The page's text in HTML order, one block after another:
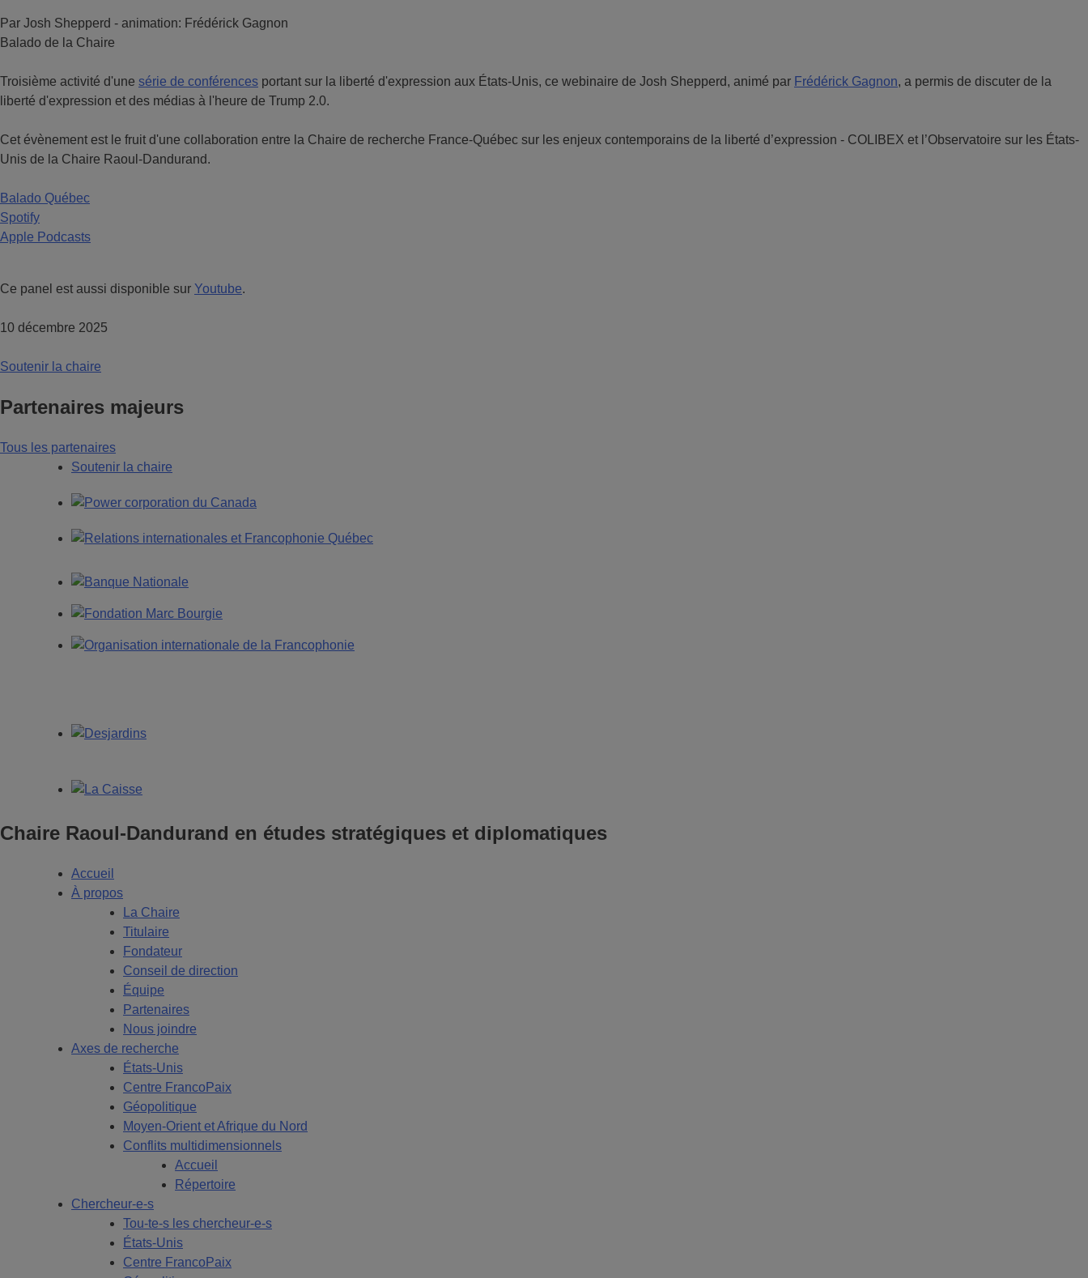
Par Josh Shepperd - animation: Frédérick Gagnon
Balado de la Chaire
Troisième activité d'une série de conférences portant sur la liberté d'expression aux États-Unis, ce webinaire de Josh Shepperd, animé par Frédérick Gagnon, a permis de discuter de la
liberté d'expression et des médias à l'heure de Trump 2.0.
Cet évènement est le fruit d'une collaboration entre la Chaire de recherche France-Québec sur les enjeux contemporains de la liberté d’expression - COLIBEX et l’Observatoire sur les États-
Unis de la Chaire Raoul-Dandurand.
Balado Québec
Spotify
Apple Podcasts
Ce panel est aussi disponible sur Youtube.
10 décembre 2025
Soutenir la chaire
Partenaires majeurs
Tous les partenaires
Soutenir la chaire
Chaire Raoul-Dandurand en études stratégiques et diplomatiques
Accueil
À propos
La Chaire
Titulaire
Fondateur
Conseil de direction
Équipe
Partenaires
Nous joindre
Axes de recherche
États-Unis
Centre FrancoPaix
Géopolitique
Moyen-Orient et Afrique du Nord
Conflits multidimensionnels
Accueil
Répertoire
Chercheur-e-s
Tou-te-s les chercheur-e-s
États-Unis
Centre FrancoPaix